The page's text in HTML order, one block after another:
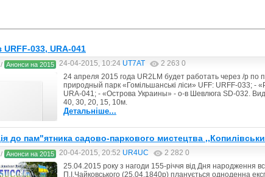
URFF-033, URA-041
/ Анонси на 2015 24-04-2015, 10:24 UT7AT 2 263 0
24 апреля 2015 года UR2LM будет работать через /p
природный парк «Гомільшанські ліси» UFF: URFF-033; -
URA-041; - «Острова Украины» - о-в Шевлюга SD-032.
40, 30, 20, 15, 10м.
Детальніше...
до пам"ятника садово-паркового мистецтва
/ Анонси на 2015 20-04-2015, 20:52 UR4UC 2 282 0
25.04.2015 року з нагоди 155-річчя від Дня народження
П.І.Чайковського (25.04.1840р) планується одноденна